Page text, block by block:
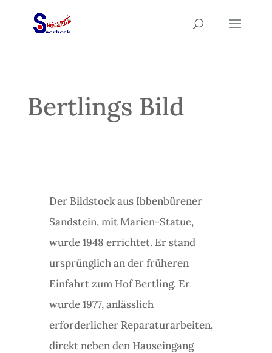
Bertlings Bild
Der Bildstock aus Ibbenbürener
Sandstein, mit Marien-Statue,
wurde 1948 errichtet. Er stand
ursprünglich an der früheren
Einfahrt zum Hof Bertling. Er
wurde 1977, anlässlich
erforderlicher Reparaturarbeiten,
direkt neben den Hauseingang